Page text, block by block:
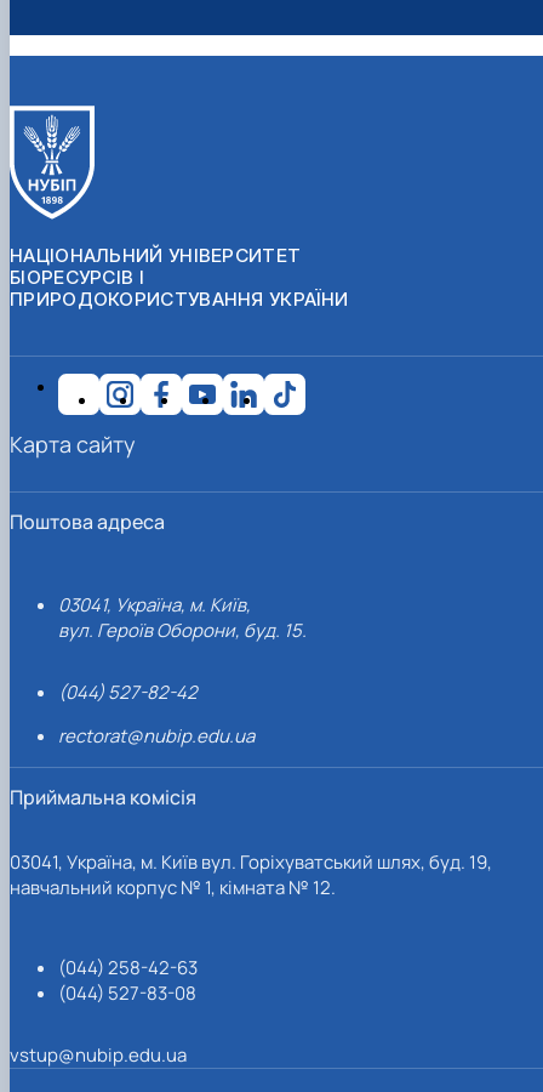
НАЦІОНАЛЬНИЙ УНІВЕРСИТЕТ
БІОРЕСУРСІВ І
ПРИРОДОКОРИСТУВАННЯ УКРАЇНИ
Поштова адреса
03041, Україна, м. Київ,
вул. Героїв Оборони, буд. 15.
(044) 527-82-42
rectorat@nubip.edu.ua
Приймальна комісія
03041, Україна, м. Київ вул. Горіхуватський шлях, буд. 19,
навчальний корпус № 1, кімната № 12.
(044) 258-42-63
(044) 527-83-08
vstup@nubip.edu.ua
Карта сайту